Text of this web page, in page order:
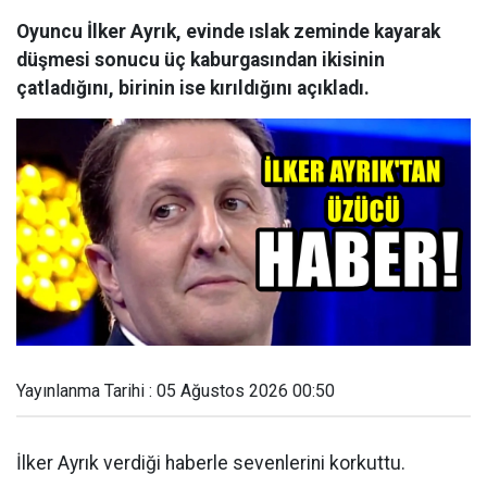
Oyuncu İlker Ayrık, evinde ıslak zeminde kayarak
düşmesi sonucu üç kaburgasından ikisinin
çatladığını, birinin ise kırıldığını açıkladı.
Yayınlanma Tarihi : 05 Ağustos 2026 00:50
İlker Ayrık verdiği haberle sevenlerini korkuttu.